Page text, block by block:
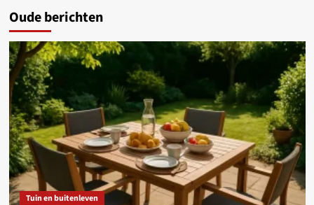
Oude berichten
Tuin en buitenleven